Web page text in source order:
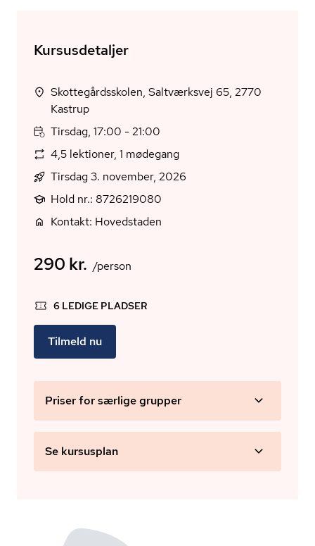
Kursusdetaljer
Skottegårdsskolen, Saltværksvej 65, 2770
Kastrup
Tirsdag, 17:00 - 21:00
4,5 lektioner, 1 mødegang
Tirsdag 3. november, 2026
Hold nr.: 8726219080
Kontakt: Hovedstaden
290 kr. /person
6 LEDIGE PLADSER
Tilmeld nu
Priser for særlige grupper
Se kursusplan